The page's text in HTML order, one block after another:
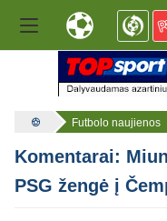
Futbolo naujienos
Komentarai:
PSG žengė į